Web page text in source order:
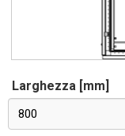
Larghezza [mm]
800